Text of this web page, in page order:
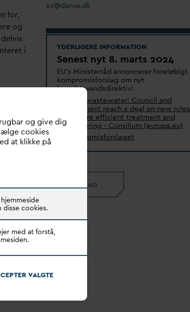
for,
og
i
i
l for
sv@danva.dk
YDERLIGERE INFORMATION
Senest nyt 8. marts 2024
EU’s Ministerråd annoncerer foreløbigt
kompromisforslag om nyt
byspildevandsdirektiv:
Urban wastewater: Council and
Parliament reach a deal on new rules
for more efficient treatment and
monitoring - Consilium (europa.eu)
Kompromisforslaget
AND
og give dig
cookies
at klikke på
cookies.
med at forstå,
VALGTE